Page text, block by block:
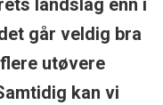
landslag enn i
går veldig bra
utøvere
kan vi